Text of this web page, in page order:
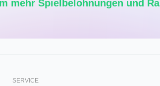
mehr Spielbelohnungen und
SERVICE